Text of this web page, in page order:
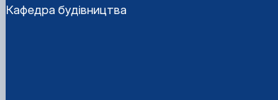
Кафедра будівництва